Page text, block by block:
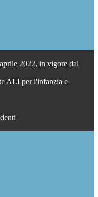
2022, in vigore dal
ALI per l'infanzia e